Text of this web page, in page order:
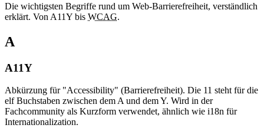
Die wichtigsten Begriffe rund um Web-Barrierefreiheit, verständlich
erklärt. Von A11Y bis WCAG.
A
A11Y
Abkürzung für "Accessibility" (Barrierefreiheit). Die 11 steht für die
elf Buchstaben zwischen dem A und dem Y. Wird in der
Fachcommunity als Kurzform verwendet, ähnlich wie i18n für
Internationalization.